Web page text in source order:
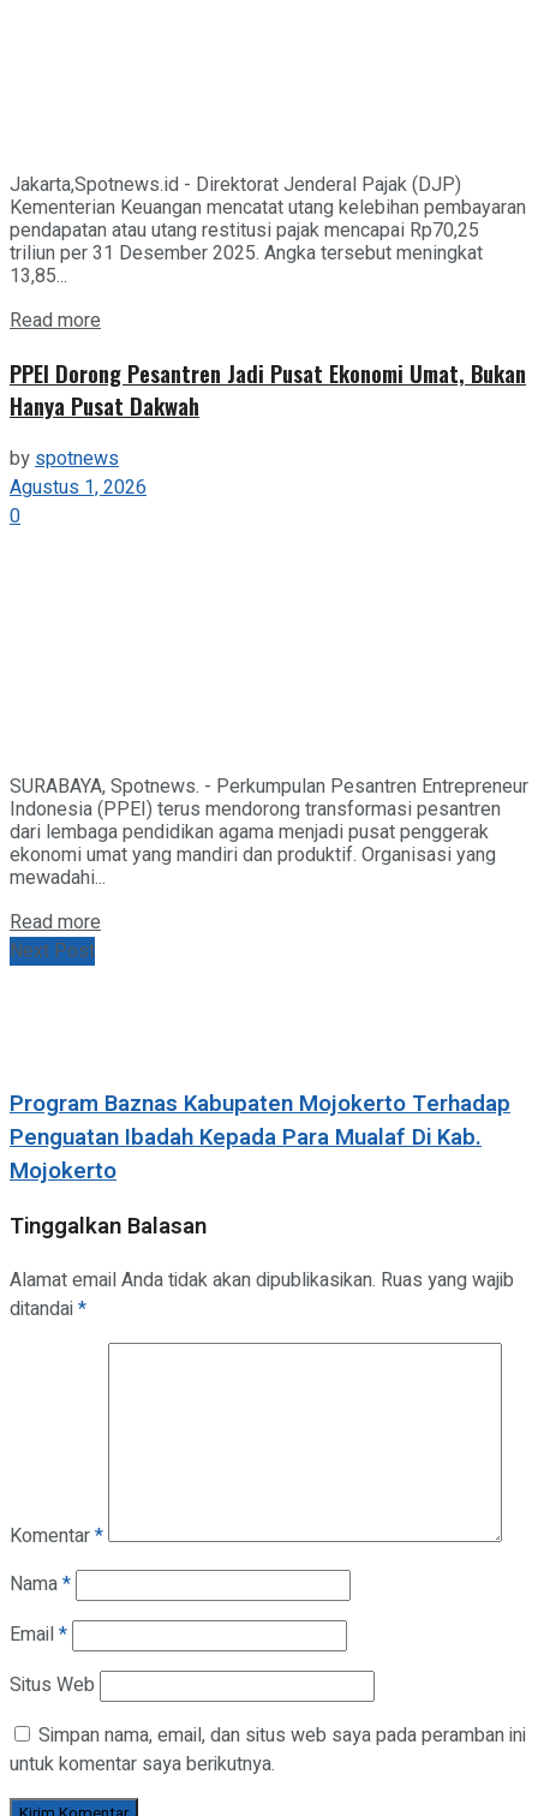
Jakarta,Spotnews.id - Direktorat Jenderal Pajak (DJP)
Kementerian Keuangan mencatat utang kelebihan pembayaran
pendapatan atau utang restitusi pajak mencapai Rp70,25
triliun per 31 Desember 2025. Angka tersebut meningkat
13,85...
Read more
PPEI Dorong Pesantren Jadi Pusat Ekonomi Umat, Bukan
Hanya Pusat Dakwah
byspotnews
Agustus 1, 2026
0
SURABAYA, Spotnews. - Perkumpulan Pesantren Entrepreneur
Indonesia (PPEI) terus mendorong transformasi pesantren
dari lembaga pendidikan agama menjadi pusat penggerak
ekonomi umat yang mandiri dan produktif. Organisasi yang
mewadahi...
Read more
Next Post
Program Baznas Kabupaten Mojokerto Terhadap
Penguatan Ibadah Kepada Para Mualaf Di Kab.
Mojokerto
Tinggalkan Balasan
Alamat email Anda tidak akan dipublikasikan. Ruas yang wajib
ditandai*
Komentar*
Nama*
Email*
Situs Web
Simpan nama, email, dan situs web saya pada peramban ini
untuk komentar saya berikutnya.